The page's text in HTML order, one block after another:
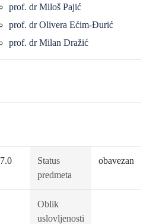
prof. dr Miloš Pajić
prof. dr Olivera Ećim-Đurić
prof. dr Milan Dražić
7.0
Status
predmeta
obavezan
Oblik
uslovljenosti